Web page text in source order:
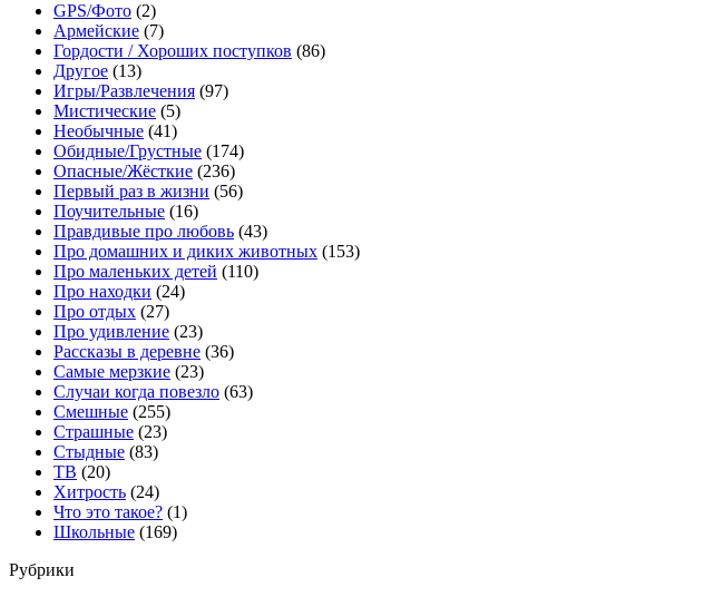
GPS/Фото (2)
Армейские (7)
Гордости / Хороших поступков (86)
Другое (13)
Игры/Развлечения (97)
Мистические (5)
Необычные (41)
Обидные/Грустные (174)
Опасные/Жёсткие (236)
Первый раз в жизни (56)
Поучительные (16)
Правдивые про любовь (43)
Про домашних и диких животных (153)
Про маленьких детей (110)
Про находки (24)
Про отдых (27)
Про удивление (23)
Рассказы в деревне (36)
Самые мерзкие (23)
Случаи когда повезло (63)
Смешные (255)
Страшные (23)
Стыдные (83)
ТВ (20)
Хитрость (24)
Что это такое? (1)
Школьные (169)
Рубрики